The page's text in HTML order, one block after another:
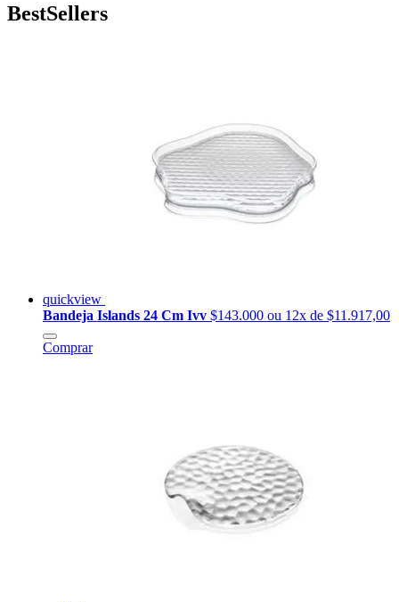
BestSellers
quickview
Bandeja Islands 24 Cm Ivv $143.000 ou 12x de $11.917,00
Comprar